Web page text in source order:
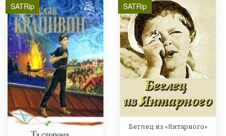
SATRip SATRip
Беглец из «Янтарного»